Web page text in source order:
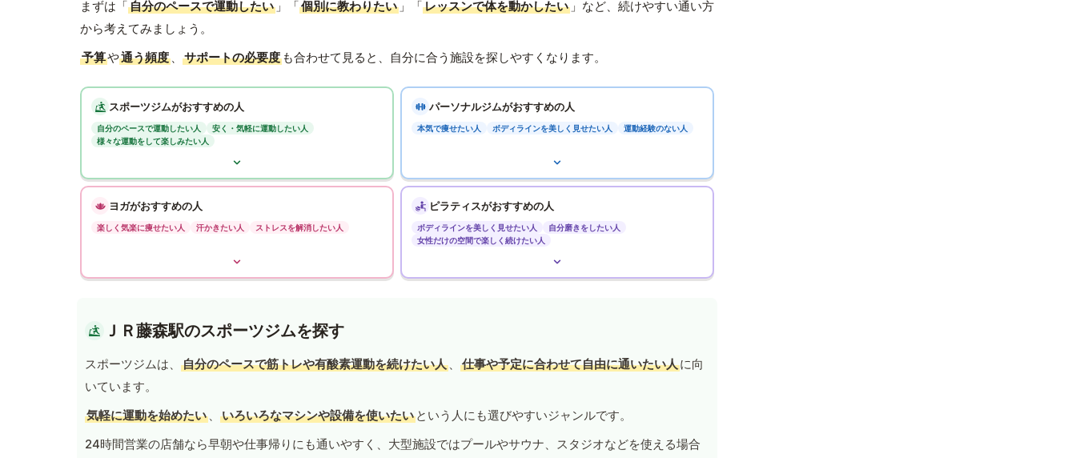
まずは「自分のペースで運動したい 」「個別に教わりたい 」「レッスンで体を動かしたい 」など、続けやすい通い方
から考えてみましょう。
予算や通う頻度 、 サポートの必要度 も合わせて見ると、自分に合う施設を探しやすくなります。
スポーツジムがおすすめの人
自分のペースで運動したい人
安く・気軽に運動したい人
様々な運動をして楽しみたい人
パーソナルジムがおすすめの人
本気で痩せたい人 ボディラインを美しく見せたい人 運動経験のない人
ヨガがおすすめの人
楽しく気楽に痩せたい人 汗かきたい人 ストレスを解消したい人
ピラティスがおすすめの人
ボディラインを美しく見せたい人
自分磨きをしたい人
女性だけの空間で楽しく続けたい人
ＪＲ藤森駅のスポーツジムを探す
スポーツジムは、 自分のペースで筋トレや有酸素運動を続けたい人 、 仕事や予定に合わせて自由に通いたい人に向
いています。
気軽に運動を始めたい 、 いろいろなマシンや設備を使いたい という人にも選びやすいジャンルです。
24時間営業の店舗なら早朝や仕事帰りにも通いやすく、大型施設ではプールやサウナ、スタジオなどを使える場合